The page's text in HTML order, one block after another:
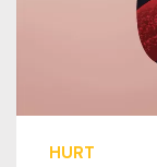
HURT